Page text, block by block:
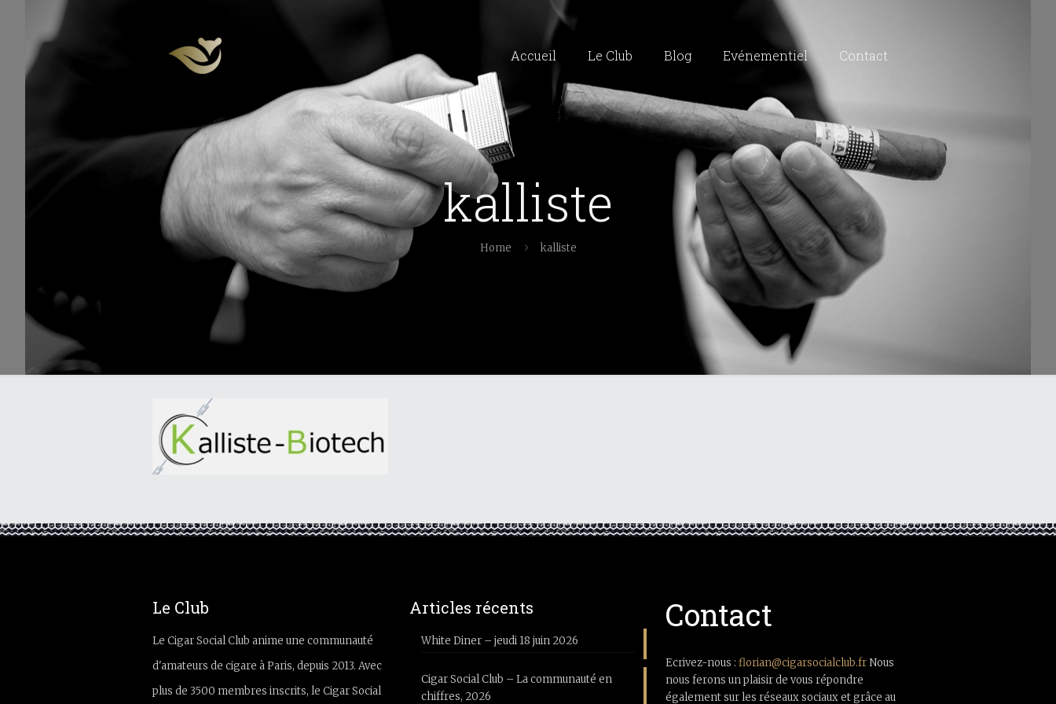
Accueil Le Club Blog Evénementiel Contact
kalliste
Home kalliste
Le Club
Le Cigar Social Club anime une communauté
d'amateurs de cigare à Paris, depuis 2013. Avec
plus de 3500 membres inscrits, le Cigar Social
Articles récents
White Diner – jeudi 18 juin 2026
Cigar Social Club – La communauté en
chiffres, 2026
Contact
Ecrivez-nous :florian@cigarsocialclub.frNous
nous ferons un plaisir de vous répondre
également sur les réseaux sociaux et grâce au